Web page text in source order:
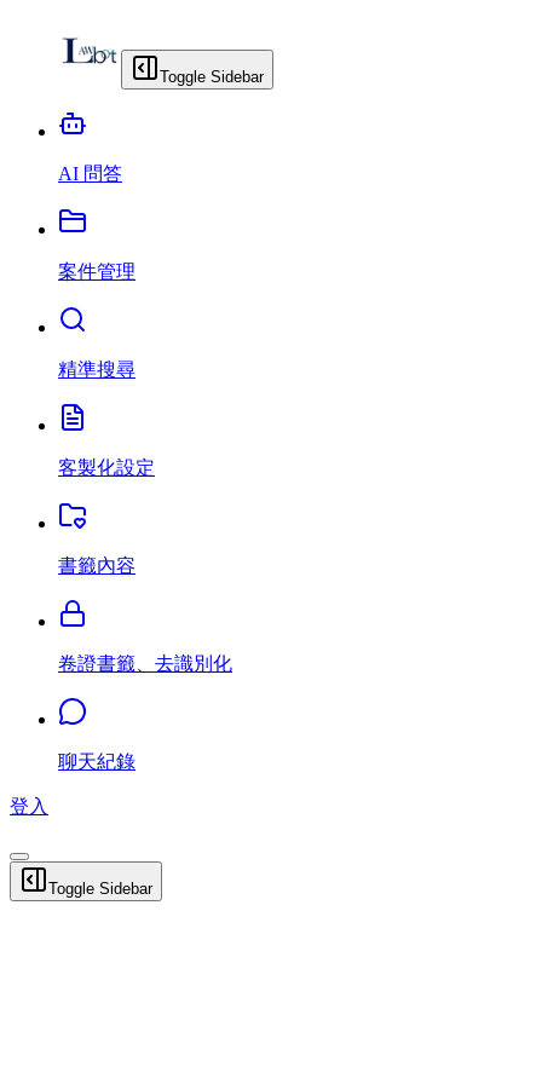
Toggle Sidebar
AI 問答
案件管理
精準搜尋
客製化設定
書籤內容
卷證書籤、去識別化
聊天紀錄
登入
Toggle Sidebar